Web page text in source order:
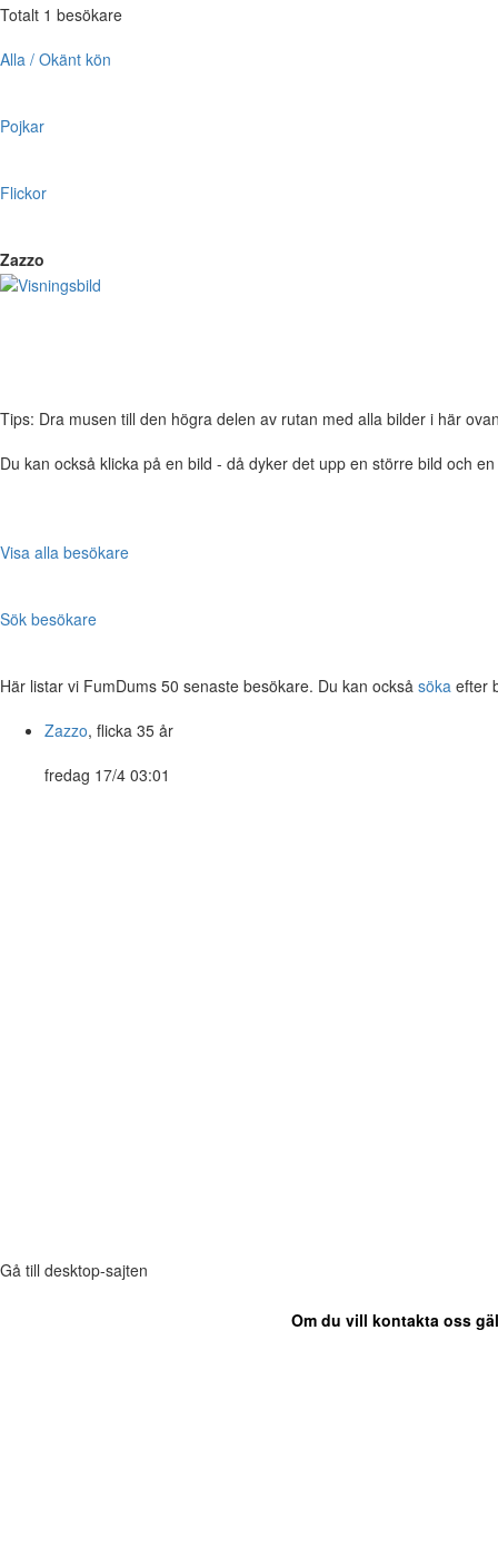
Totalt 1 besökare
Alla / Okänt kön
Pojkar
Flickor
Zazzo
Tips: Dra musen till den högra delen av rutan med alla bilder i här
Du kan också klicka på en bild - då dyker det upp en större bild och
Visa alla besökare
Sök besökare
Här listar vi FumDums 50 senaste besökare. Du kan också söka efter
Zazzo, flicka 35 år
fredag 17/4 03:01
Gå till desktop-sajten
Om du vill kontakta oss